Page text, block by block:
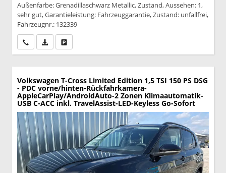
Außenfarbe: Grenadillaschwarz Metallic, Zustand, Aussehen: 1,
sehr gut, Garantieleistung: Fahrzeuggarantie, Zustand: unfallfrei,
Fahrzeugnr.: 132339
Wir rufen Sie anPDF-Datei, Fahrzeugexposé drucken
Volkswagen T-Cross Limited Edition 1,5 TSI 150 PS DSG
- PDC vorne/hinten-Rückfahrkamera-
AppleCarPlay/AndroidAuto-2 Zonen Klimaautomatik-
USB C-ACC inkl. TravelAssist-LED-Keyless Go-Sofort